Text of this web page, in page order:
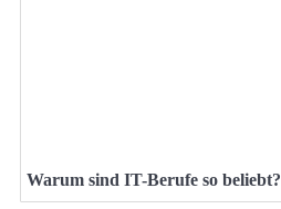
Warum sind IT-Berufe so beliebt?